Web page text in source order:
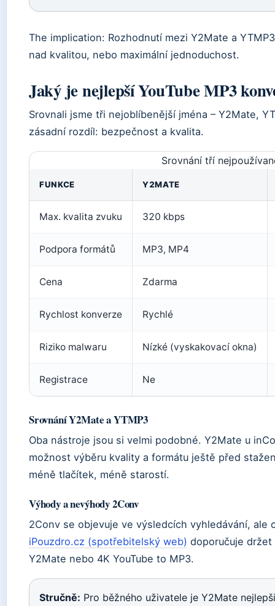
The implication: Rozhodnutí mezi Y2Mate a
nad kvalitou, nebo maximální jednoduchost.
Jaký je nejlepší YouTube MP3
Srovnali jsme tři nejoblíbenější jména – Y2Mate,
zásadní rozdíl: bezpečnost a kvalita.
Srovnání tří
FUNKCE Y2MATE
Max. kvalita zvuku 320 kbps
Podpora formátů MP3, MP4
Cena Zdarma
Rychlost konverze Rychlé
Riziko malwaru Nízké (vyskakovací okna)
Registrace Ne
Srovnání Y2Mate a YTMP3
Oba nástroje jsou si velmi podobné. Y2Mate u
možnost výběru kvality a formátu ještě před
méně tlačítek, méně starostí.
Výhody a nevýhody 2Conv
2Conv se objevuje ve výsledcích vyhledávání, ale
iPouzdro.cz (spotřebitelský web) doporučuje
Y2Mate nebo 4K YouTube to MP3.
Stručně: Pro běžného uživatele je Y2Mate